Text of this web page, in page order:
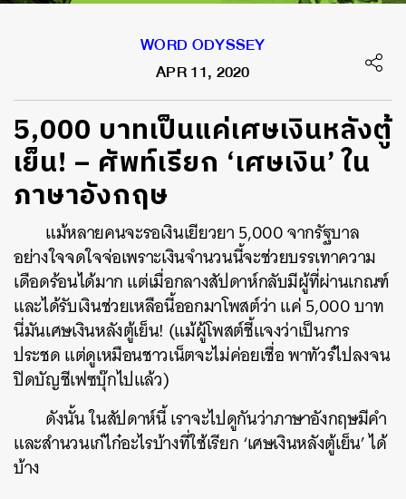
WORD ODYSSEY
APR 11, 2020
5,000 บาทเป็นแค่เศษเงินหลังตู้
เย็น! – ศัพท์เรียก ‘เศษเงิน’ ใน
ภาษาอังกฤษ
แม้หลายคนจะรอเงินเยียวยา 5,000 จากรัฐบาล
อย่างใจจดใจจ่อเพราะเงินจำนวนนี้จะช่วยบรรเทาความ
เดือดร้อนได้มาก แต่เมื่อกลางสัปดาห์กลับมีผู้ที่ผ่านเกณฑ์
และได้รับเงินช่วยเหลือนี้ออกมาโพสต์ว่า แค่ 5,000 บาท
นี่มันเศษเงินหลังตู้เย็น! (แม้ผู้โพสต์ชี้แจงว่าเป็นการ
ประชด แต่ดูเหมือนชาวเน็ตจะไม่ค่อยเชื่อ พาทัวร์ไปลงจน
ปิดบัญชีเฟซบุ๊กไปแล้ว)
ดังนั้น ในสัปดาห์นี้ เราจะไปดูกันว่าภาษาอังกฤษมีคำ
และสำนวนเก๋ไก๋อะไรบ้างที่ใช้เรียก ‘เศษเงินหลังตู้เย็น’ ได้
บ้าง